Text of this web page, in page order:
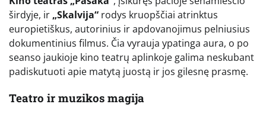
širdyje, ir „Skalvija“ rodys kruopščiai atrinktus
europietiškus, autorinius ir apdovanojimus pelniusius
dokumentinius filmus. Čia vyrauja ypatinga aura, o po
seanso jaukioje kino teatrų aplinkoje galima neskubant
padiskutuoti apie matytą juostą ir jos gilesnę prasmę.
Teatro ir muzikos magija